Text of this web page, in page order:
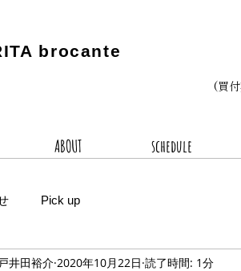
brocante
(買
ABOUT schedule
Pick up
戸井田裕介 2020年10月22日 読了時間: 1分